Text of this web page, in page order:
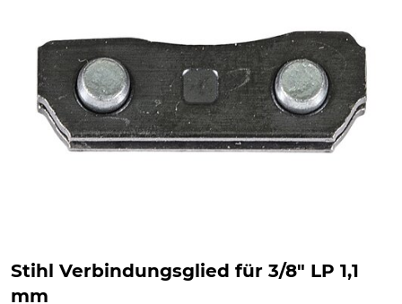
Stihl Verbindungsglied für 3/8" LP 1,1
mm